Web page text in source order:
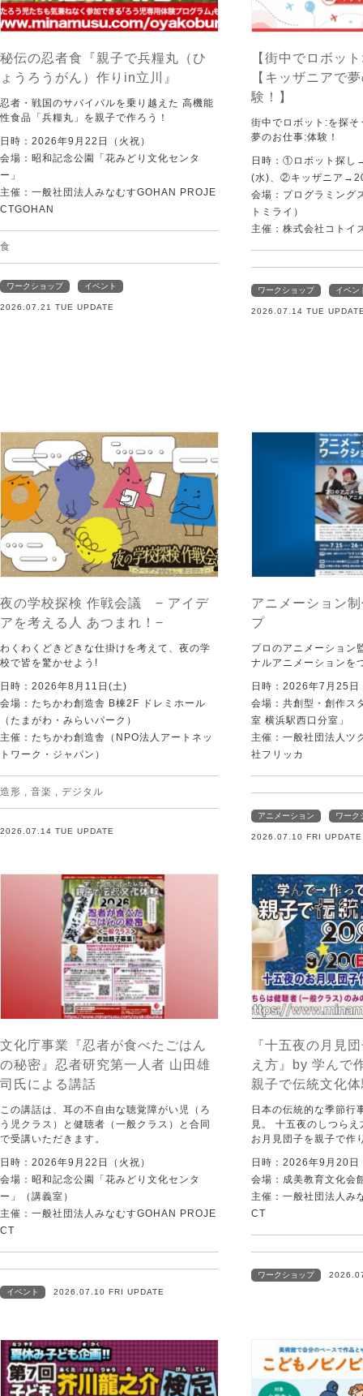
秘伝の忍者食『親子で兵糧丸（ひ
ょうろうがん）作りin立川』
忍者・戦国のサバイバルを乗り越えた 高機能
性食品「兵糧丸」を親子で作ろう！
日時：2026年9月22日（火祝）
会場：昭和記念公園「花みどり文化センタ
ー」
主催：一般社団法人みなむすGOHAN PROJE
CTGOHAN
食
ワークショップ イベント
2026.07.21 TUE UPDATE
【街中でロボッ
【キッザニアで
験！】
街中でロボット:を探
夢のお仕事:体験！
日時：①ロボット探
(水)、②キッザニア
会場：プログラミン
トミライ）
主催：株式会社コトイ
ワークショップ イベン
2026.07.14 TUE
夜の学校探検 作戦会議 − アイデ
アを考える人 あつまれ！−
わくわくどきどきな仕掛けを考えて、夜の学
校で皆を驚かせよう!
日時：2026年8月11日(土)
会場：たちかわ創造舎 B棟2F ドレミホール
（たまがわ・みらいパーク）
主催：たちかわ創造舎（NPO法人アートネッ
トワーク・ジャパン）
造形 , 音楽 , デジタル
2026.07.14 TUE UPDATE
アニメーション
プ
プロのアニメーション
ナルアニメーションを
日時：2026年7月25日
会場：共創型・創作ス
室 横浜駅西口分室」
主催：一般社団法人ツ
社フリッカ
アニメーション ワーク
2026.07.10 FRI UPDATE
文化庁事業『忍者が食べたごはん
の秘密』忍者研究第一人者 山田雄
司氏による講話
この講話は、耳の不自由な聴覚障がい児（ろ
う児クラス）と健聴者（一般クラス）と合同
で受講いただきます。
日時：2026年9月22日（火祝）
会場：昭和記念公園「花みどり文化センタ
ー」（講義室）
主催：一般社団法人みなむすGOHAN PROJE
CT
イベント 2026.07.10 FRI UPDATE
『十五夜の月見
え方』by 学んで
親子で伝統文化
日本の伝統的な季節行
見。 十五夜のしつら
お月見団子を親子で作
日時：2026年9月20日
会場：成美教育文化会
主催：一般社団法人み
CT
ワークショップ